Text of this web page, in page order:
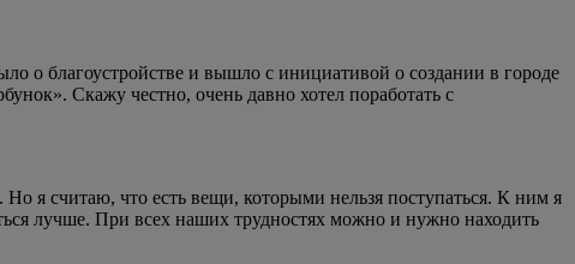
о благоустройстве и вышло с инициативой о создании в городе
Скажу честно, очень давно хотел поработать с
я считаю, что есть вещи, которыми нельзя поступаться. К ним я
лучше. При всех наших трудностях можно и нужно находить